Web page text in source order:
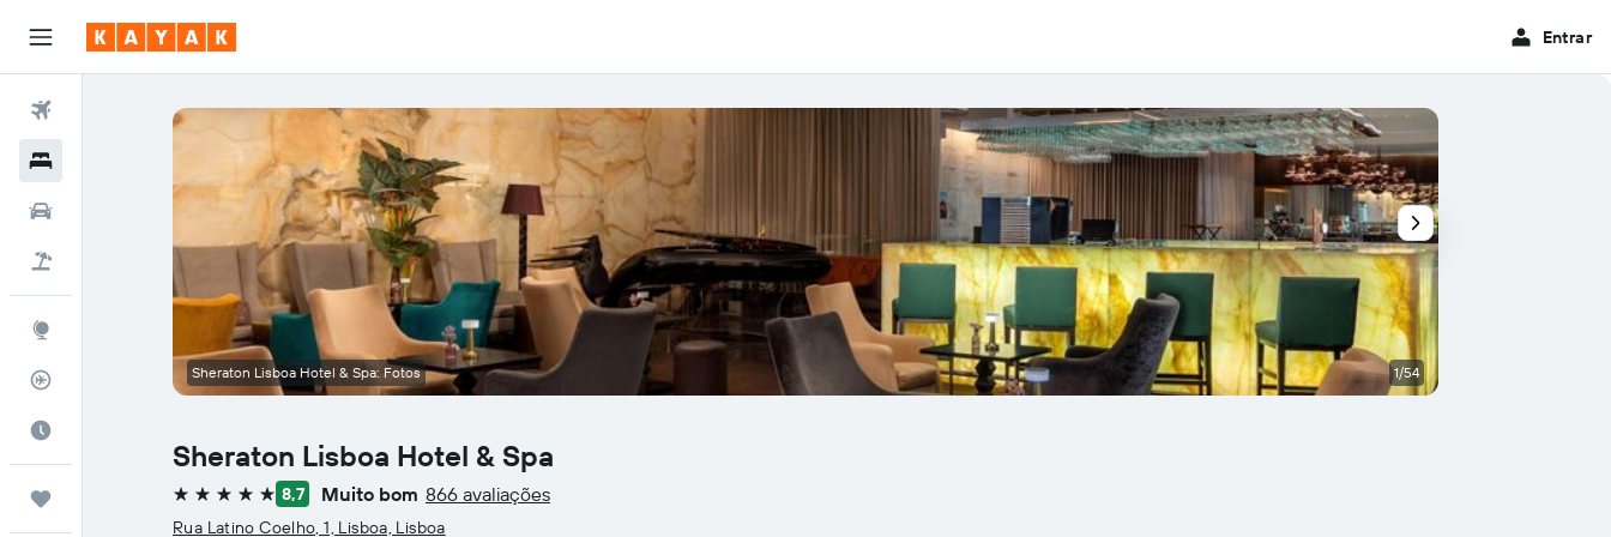
Entrar
Rastreador de voos
Sheraton Lisboa Hotel & Spa
5 estrelas 8,7 Muito bom 866 avaliações
Rua Latino Coelho, 1, Lisboa, Lisboa
Sheraton Lisboa Hotel & Spa: Fotos 1/54